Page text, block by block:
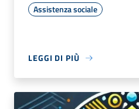
Assistenza sociale
LEGGI DI PIÙ